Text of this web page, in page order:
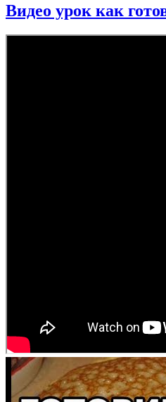
Видео урок как